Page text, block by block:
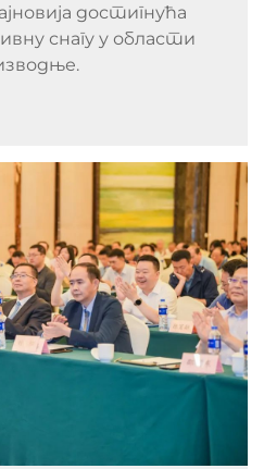
достигнућа
снагу у области